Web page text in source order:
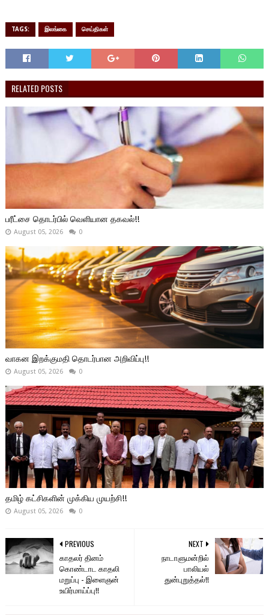
TAGS: இலங்கை செய்திகள்
RELATED POSTS
பரீட்சை தொடர்பில் வெளியான தகவல்!!
August 05, 2026 0
வாகன இறக்குமதி தொடர்பான அறிவிப்பு!!
August 05, 2026 0
தமிழ் கட்சிகளின் முக்கிய முயற்சி!!
August 05, 2026 0
NEXT
நாடாளுமன்றில்
பாலியல்
துன்புறுத்தல்!!
PREVIOUS
காதலர் தினம்
கொண்டாட காதலி
மறுப்பு - இளைஞன்
உயிர்மாய்ப்பு!!